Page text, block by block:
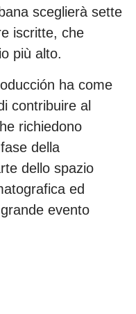
sceglierà sette
iscritte, che
più alto.
ha come
contribuire al
richiedono
della
dello spazio
ed
evento